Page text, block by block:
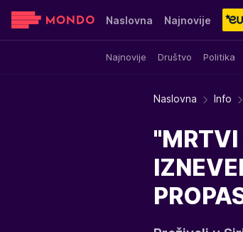
Naslovna Najnovije
Najnovije Društvo Politika
Sensa Stvar ukusa
Naslovna Info
"MRTVI